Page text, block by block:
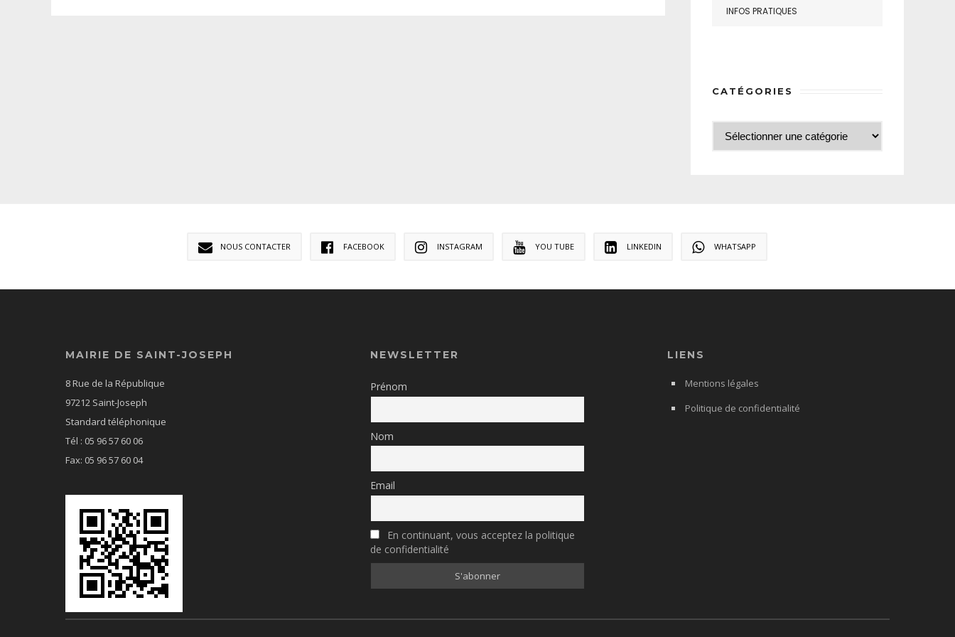
INFOS PRATIQUES
CATÉGORIES
NOUS CONTACTER FACEBOOK INSTAGRAM YOU TUBE LINKEDIN WHATSAPP
MAIRIE DE SAINT-JOSEPH
8 Rue de la République
97212 Saint-Joseph
Standard téléphonique
Tél : 05 96 57 60 06
Fax: 05 96 57 60 04
NEWSLETTER
Prénom
Nom
Email
En continuant, vous acceptez la politique
de confidentialité
LIENS
Mentions légales
Politique de confidentialité